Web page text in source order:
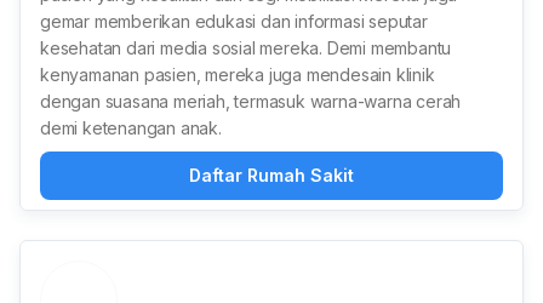
gemar memberikan edukasi dan informasi seputar
kesehatan dari media sosial mereka. Demi membantu
kenyamanan pasien, mereka juga mendesain klinik
dengan suasana meriah, termasuk warna-warna cerah
demi ketenangan anak.
Daftar Rumah Sakit